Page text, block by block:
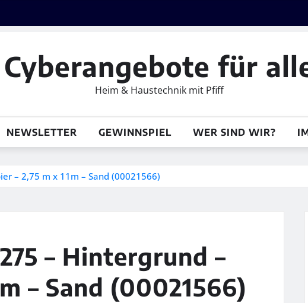
Cyberangebote für
Heim & Haustechnik mit Pfiff
NEWSLETTER GEWINNSPIEL WER SIND WIR?
– 2,75 m x 11m – Sand (00021566)
– Hintergrund –
– Sand (00021566)